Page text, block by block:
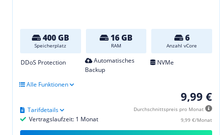
400 GB
Speicherplatz
16 GB
RAM
6
Anzahl vCore
DDoS Protection
Automatisches
Backup
NVMe
Alle Funktionen
9,99 €
Durchschnittspreis pro Monat
9,99 €/Monat
Vertragslaufzeit: 1 Monat
Tarifdetails